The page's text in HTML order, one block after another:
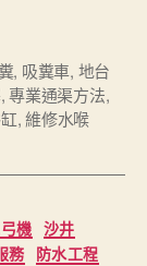
, 吸糞車, 地台
,專業通渠方法,
,維修水喉
機 沙井
務 防水工程